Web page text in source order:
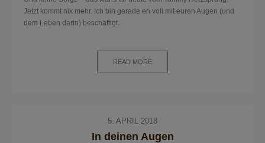
Jetzt kommt nix mehr. Ich bin gerade eh voll mit euren Augen (und
dem Leben darin) beschäftigt.
READ MORE
5. APRIL 2018
In deinen Augen